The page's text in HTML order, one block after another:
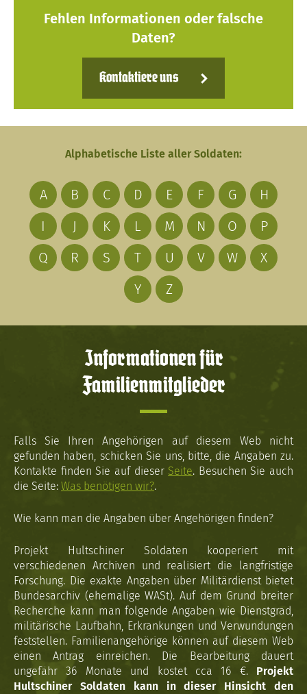
Fehlen Informationen oder falsche
Daten?
Kontaktiere uns
Alphabetische Liste aller Soldaten:
A B C D E F G
H
I
J K L M N O
P
Q
R S T U V W
X
Y
Z
Informationen für
Familienmitglieder
Falls Sie Ihren Angehörigen auf diesem Web nicht
gefunden haben, schicken Sie uns, bitte, die Angaben zu.
Kontakte finden Sie auf dieser Seite. Besuchen Sie auch
die Seite: Was benötigen wir?.
Wie kann man die Angaben über Angehörigen finden?
Projekt Hultschiner Soldaten kooperiert mit
verschiedenen Archiven und realisiert die langfristige
Forschung. Die exakte Angaben über Militärdienst bietet
Bundesarchiv (ehemalige WASt). Auf dem Grund breiter
Recherche kann man folgende Angaben wie Dienstgrad,
militärische Laufbahn, Erkrankungen und Verwundungen
feststellen. Familienangehörige können auf diesem Web
einen Antrag einreichen. Die Bearbeitung dauert
ungefähr 36 Monate und kostet cca 16 €. Projekt
Hultschiner Soldaten kann in dieser Hinsicht den